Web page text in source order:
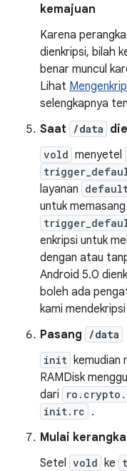
kemajuan
Karena
dienkripsi, bilah
benar muncul
Lihat
selengkapnya
Saat /data
vold menyetel
layanan
untuk
enkripsi untuk
dengan atau
Android 5.0
boleh ada
kami
Pasang /data
init kemudian
RAMDisk
dari
init.rc .
Mulai
Setel vold ke